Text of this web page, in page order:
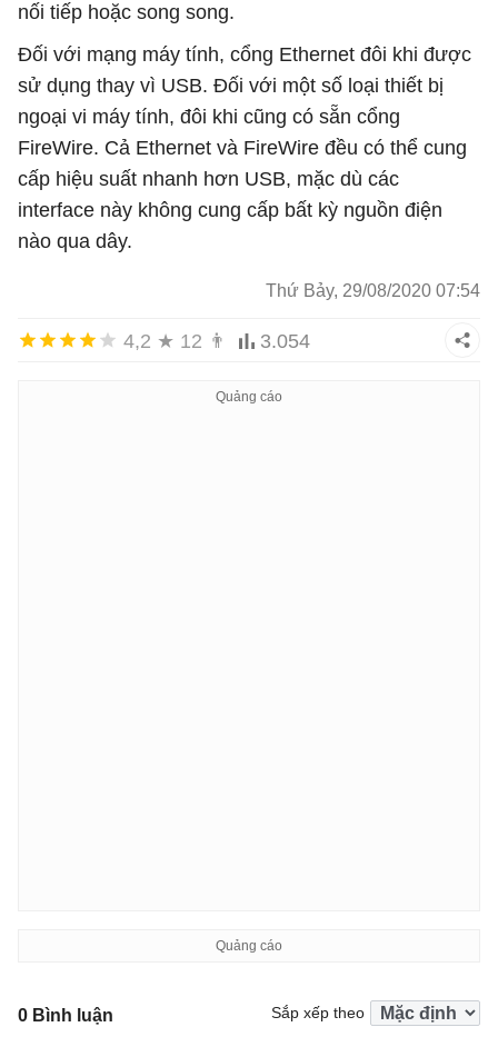
nối tiếp hoặc song song.
Đối với mạng máy tính, cổng Ethernet đôi khi được
sử dụng thay vì USB. Đối với một số loại thiết bị
ngoại vi máy tính, đôi khi cũng có sẵn cổng
FireWire. Cả Ethernet và FireWire đều có thể cung
cấp hiệu suất nhanh hơn USB, mặc dù các
interface này không cung cấp bất kỳ nguồn điện
nào qua dây.
Thứ Bảy, 29/08/2020 07:54
4,2 ★ 12 👨 3.054
0 Bình luận Sắp xếp theo